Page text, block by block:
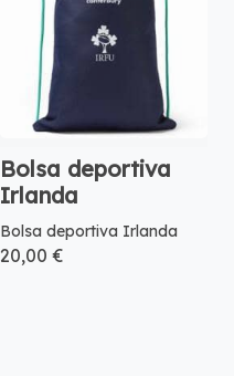
Bolsa deportiva
Irlanda
Bolsa deportiva Irlanda
20,00 €